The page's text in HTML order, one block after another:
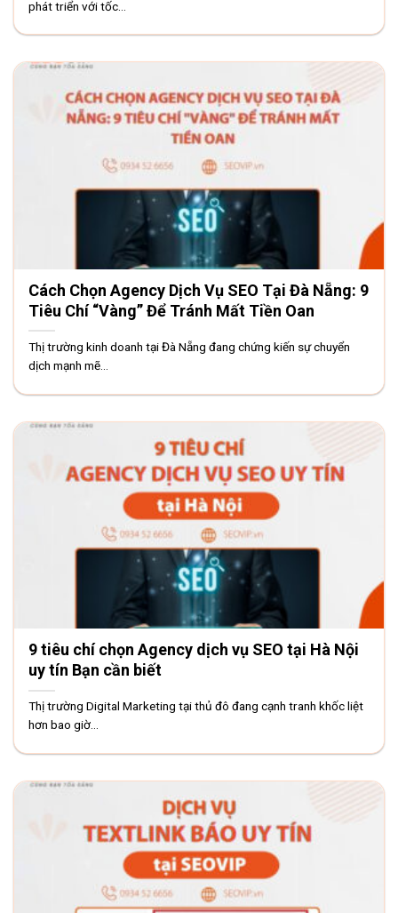
phát triển với tốc...
Cách Chọn Agency Dịch Vụ SEO Tại Đà Nẵng: 9
Tiêu Chí “Vàng” Để Tránh Mất Tiền Oan
Thị trường kinh doanh tại Đà Nẵng đang chứng kiến sự chuyển
dịch mạnh mẽ...
9 tiêu chí chọn Agency dịch vụ SEO tại Hà Nội
uy tín Bạn cần biết
Thị trường Digital Marketing tại thủ đô đang cạnh tranh khốc liệt
hơn bao giờ...